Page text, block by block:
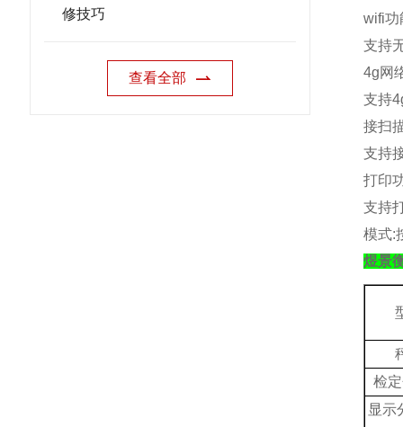
修技巧
查看全部
wifi功
支持
4g网
支持
接扫
支持
打印
支持
模式:
煜景
检
显示